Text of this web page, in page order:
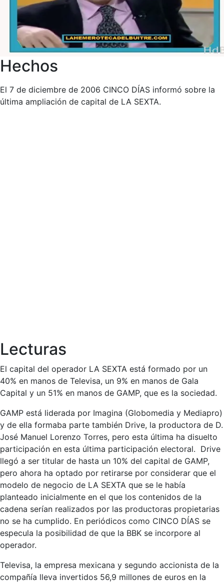
Hechos
El 7 de diciembre de 2006 CINCO DÍAS informó sobre la
última ampliación de capital de LA SEXTA.
Lecturas
El capital del operador LA SEXTA está formado por un
40% en manos de Televisa, un 9% en manos de Gala
Capital y un 51% en manos de GAMP, que es la sociedad.
GAMP está liderada por Imagina (Globomedia y Mediapro)
y de ella formaba parte también Drive, la productora de D.
José Manuel Lorenzo Torres, pero esta última ha disuelto
participación en esta última participación electoral. Drive
llegó a ser titular de hasta un 10% del capital de GAMP,
pero ahora ha optado por retirarse por considerar que el
modelo de negocio de LA SEXTA que se le había
planteado inicialmente en el que los contenidos de la
cadena serían realizados por las productoras propietarias
no se ha cumplido. En periódicos como CINCO DÍAS se
especula la posibilidad de que la BBK se incorpore al
operador.
Televisa, la empresa mexicana y segundo accionista de la
compañía lleva invertidos 56,9 millones de euros en la